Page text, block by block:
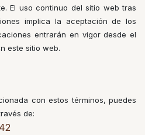
El uso continuo del sitio web tras
implica la aceptación de los
entrarán en vigor desde el
este sitio web.
con estos términos, puedes
de: